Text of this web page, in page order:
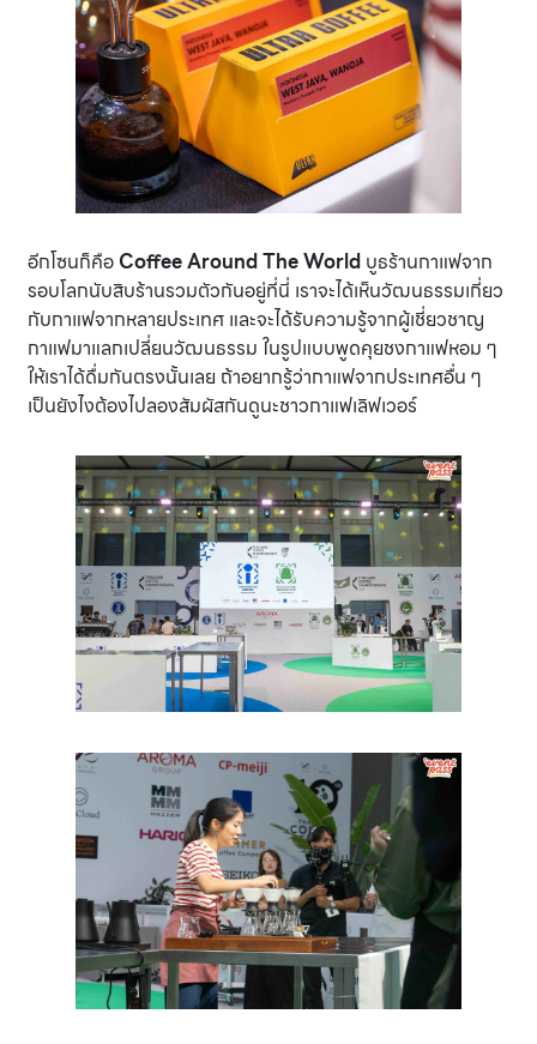
อีกโซนก็คือ Coffee Around The World บูธร้านกาแฟจาก
รอบโลกนับสิบร้านรวมตัวกันอยู่ที่นี่ เราจะได้เห็นวัฒนธรรมเกี่ยว
กับกาแฟจากหลายประเทศ และจะได้รับความรู้จากผู้เชี่ยวชาญ
กาแฟมาแลกเปลี่ยนวัฒนธรรม ในรูปแบบพูดคุยชงกาแฟหอม ๆ
ให้เราได้ดื่มกันตรงนั้นเลย ถ้าอยากรู้ว่ากาแฟจากประเทศอื่น ๆ
เป็นยังไงต้องไปลองสัมผัสกันดูนะชาวกาแฟเลิฟเวอร์